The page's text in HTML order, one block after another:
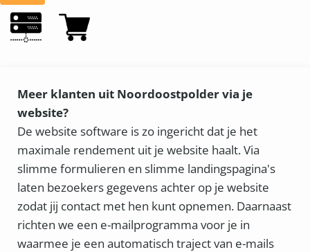
Meer klanten uit Noordoostpolder via je
website?
De website software is zo ingericht dat je het
maximale rendement uit je website haalt. Via
slimme formulieren en slimme landingspagina's
laten bezoekers gegevens achter op je website
zodat jij contact met hen kunt opnemen. Daarnaast
richten we een e-mailprogramma voor je in
waarmee je een automatisch traject van e-mails